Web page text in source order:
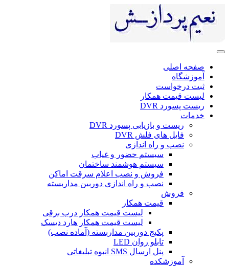
صفحه اصلی
آموزشگاه
ثبت درخواست
لیست قیمت همکار
ریست پسورد DVR
خدمات
ریست و بازیابی پسورد DVR
فایل های فلش DVR
نصب و راه اندازی
سیستم حضور و غیاب
سیستم هوشمند ساختمان
فروش و نصب اعلام سرقت اماکن
نصب و راه اندازی دوربین مداربسته
فروش
قیمت همکار
لیست قیمت همکار درب برقی
لیست قیمت همکار هارد دیسک
پکیج دوربین مداربسته (آماده نصب)
تابلو روان LED
پنل ارسال SMS انبوه تبلیغاتی
آموزشکده